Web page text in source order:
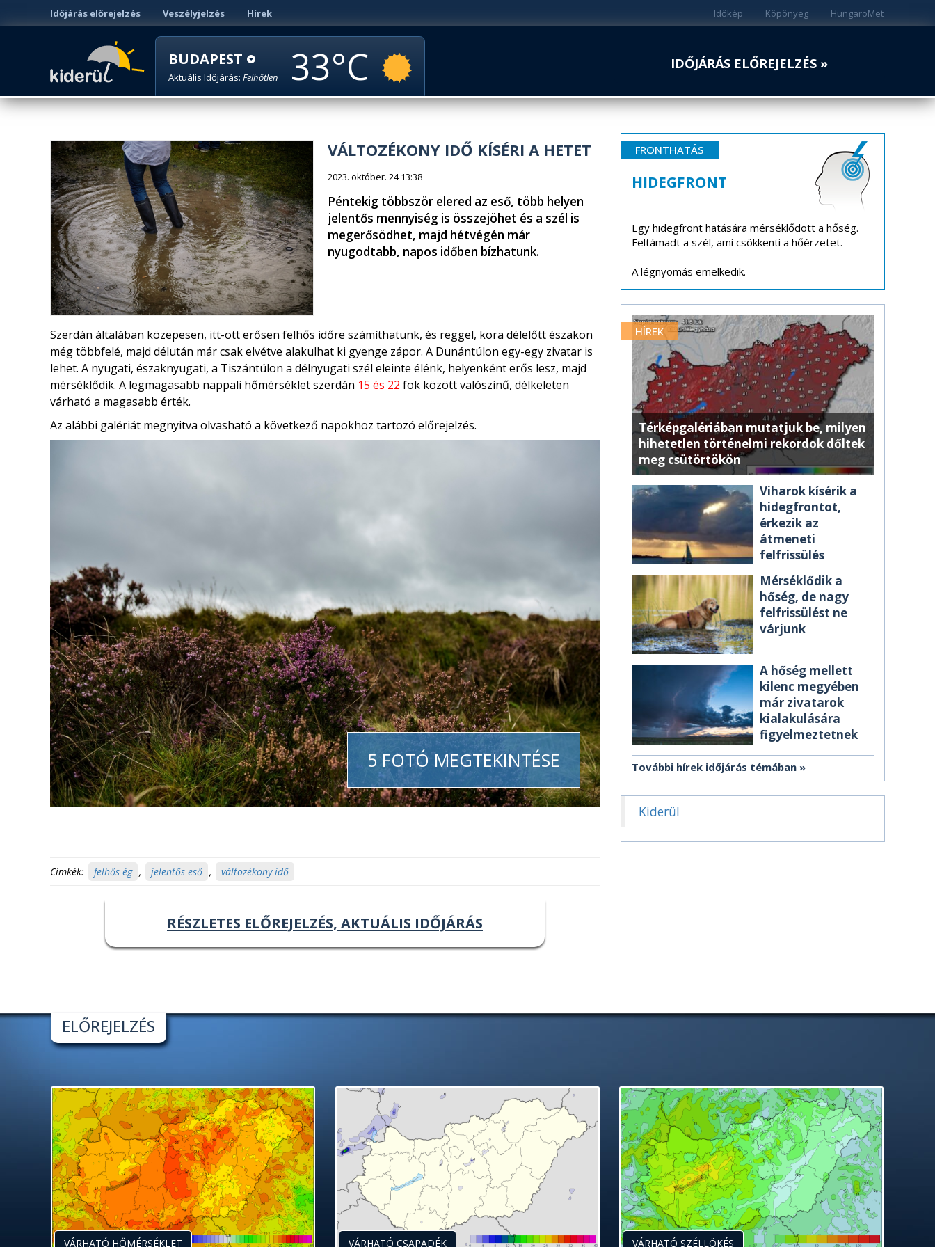
Időjárás előrejelzés Veszélyjelzés Hírek HungaroMet
Köpönyeg
Időkép
BUDAPEST
Aktuális Időjárás: Felhőtlen 33 IDŐJÁRÁS ELŐREJELZÉS »
VÁLTOZÉKONY IDŐ KÍSÉRI A HETET
2023. október. 24 13:38
Péntekig többször elered az eső, több helyen
jelentős mennyiség is összejöhet és a szél is
megerősödhet, majd hétvégén már
nyugodtabb, napos időben bízhatunk.
Szerdán általában közepesen, itt-ott erősen felhős időre számíthatunk, és reggel, kora délelőtt északon
még többfelé, majd délután már csak elvétve alakulhat ki gyenge zápor. A Dunántúlon egy-egy zivatar is
lehet. A nyugati, északnyugati, a Tiszántúlon a délnyugati szél eleinte élénk, helyenként erős lesz, majd
mérséklődik. A legmagasabb nappali hőmérséklet szerdán 15 és 22 fok között valószínű, délkeleten
várható a magasabb érték.
Az alábbi galériát megnyitva olvasható a következő napokhoz tartozó előrejelzés.
5 FOTÓ MEGTEKINTÉSE
Címkék: felhős ég , jelentős eső , változékony idő
RÉSZLETES ELŐREJELZÉS, AKTUÁLIS IDŐJÁRÁS
FRONTHATÁS
HIDEGFRONT
Egy hidegfront hatására mérséklődött a hőség.
Feltámadt a szél, ami csökkenti a hőérzetet.
A légnyomás emelkedik.
HÍREK
Térképgalériában mutatjuk be, milyen
hihetetlen történelmi rekordok dőltek
meg csütörtökön
Viharok kísérik a
hidegfrontot,
érkezik az
átmeneti
felfrissülés
Mérséklődik a
hőség, de nagy
felfrissülést ne
várjunk
A hőség mellett
kilenc megyében
már zivatarok
kialakulására
figyelmeztetnek
További hírek időjárás témában
Kiderül
ELŐREJELZÉS
VÁRHATÓ HŐMÉRSÉKLET VÁRHATÓ CSAPADÉK VÁRHATÓ SZÉLLÖKÉS